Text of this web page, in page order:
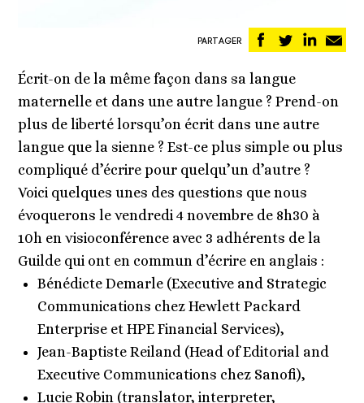
PARTAGER
Partager
sur
Partager
sur sur
Écrit-on de la même façon dans sa langue
maternelle et dans une autre langue ? Prend-on
plus de liberté lorsqu’on écrit dans une autre
langue que la sienne ? Est-ce plus simple ou plus
compliqué d’écrire pour quelqu’un d’autre ?
Voici quelques unes des questions que nous
évoquerons le vendredi 4 novembre de 8h30 à
10h en visioconférence avec 3 adhérents de la
Guilde qui ont en commun d’écrire en anglais :
Bénédicte Demarle (Executive and Strategic
Communications chez Hewlett Packard
Enterprise et HPE Financial Services),
Jean-Baptiste Reiland (Head of Editorial and
Executive Communications chez Sanofi),
Lucie Robin (translator, interpreter,